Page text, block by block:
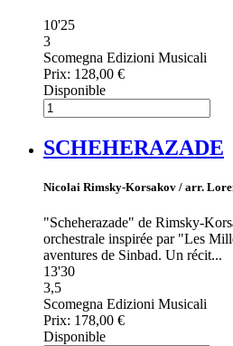
10'25
3
Scomegna Edizioni Musicali
Prix: 128,00 €
Disponible
SCHEHERAZADE
Nicolai Rimsky-Korsakov / arr.
"Scheherazade" de Rimsky-
orchestrale inspirée par "Les
aventures de Sinbad. Un récit...
13'30
3,5
Scomegna Edizioni Musicali
Prix: 178,00 €
Disponible